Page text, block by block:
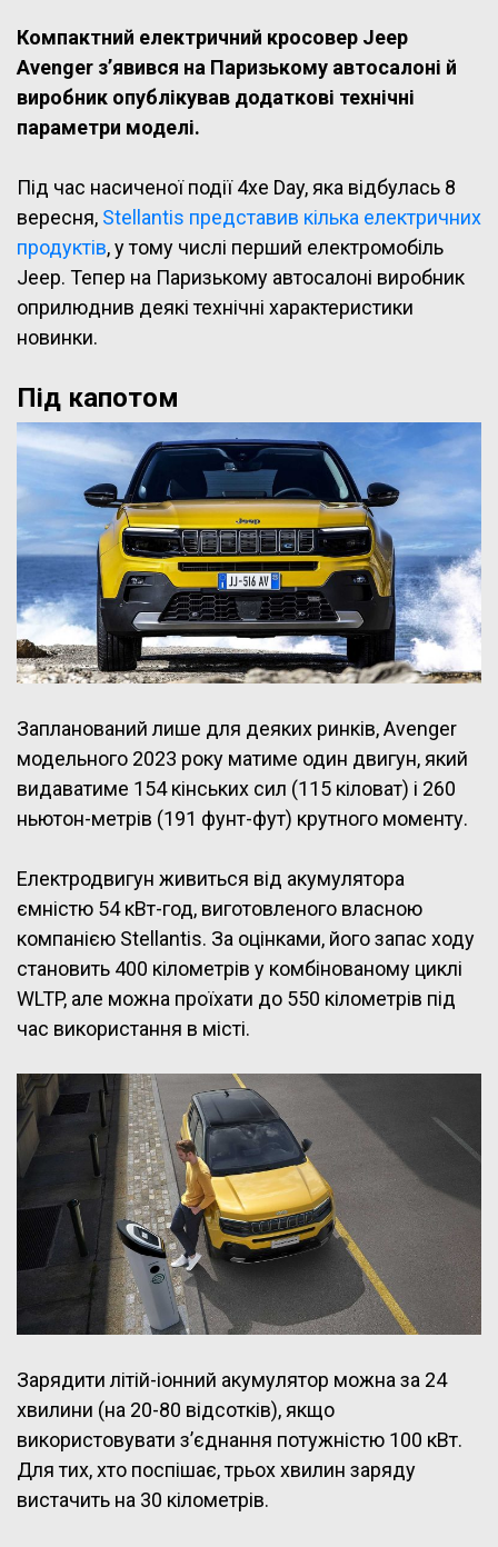
Компактний електричний кросовер Jeep
Avenger з’явився на Паризькому автосалоні й
виробник опублікував додаткові технічні
параметри моделі.
Під час насиченої події 4xe Day, яка відбулась 8
вересня, Stellantis представив кілька електричних
продуктів, у тому числі перший електромобіль
Jeep. Тепер на Паризькому автосалоні виробник
оприлюднив деякі технічні характеристики
новинки.
Під капотом
Запланований лише для деяких ринків, Avenger
модельного 2023 року матиме один двигун, який
видаватиме 154 кінських сил (115 кіловат) і 260
ньютон-метрів (191 фунт-фут) крутного моменту.
Електродвигун живиться від акумулятора
ємністю 54 кВт-год, виготовленого власною
компанією Stellantis. За оцінками, його запас ходу
становить 400 кілометрів у комбінованому циклі
WLTP, але можна проїхати до 550 кілометрів під
час використання в місті.
Зарядити літій-іонний акумулятор можна за 24
хвилини (на 20-80 відсотків), якщо
використовувати з’єднання потужністю 100 кВт.
Для тих, хто поспішає, трьох хвилин заряду
вистачить на 30 кілометрів.